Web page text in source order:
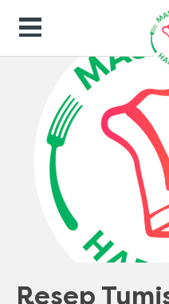
Resep Masakan
Resep